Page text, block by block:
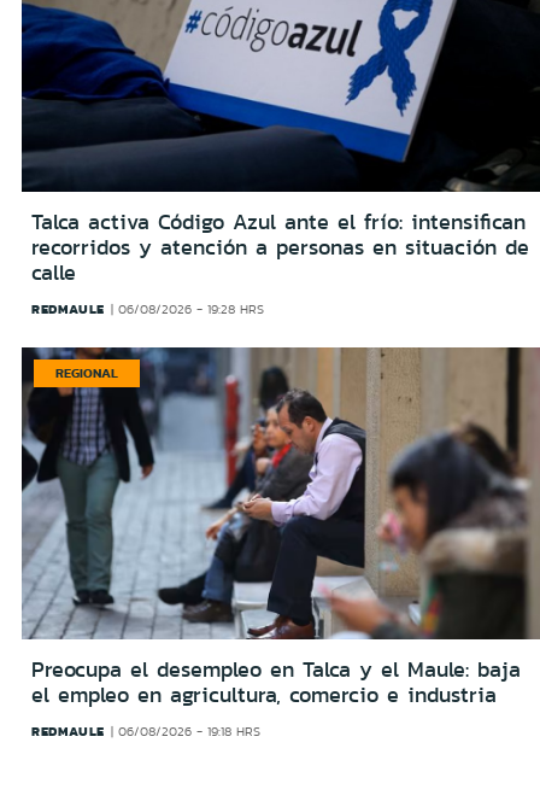
Talca activa Código Azul ante el frío: intensifican
recorridos y atención a personas en situación de
calle
REDMAULE 06/08/2026 - 19:28 HRS
REGIONAL
Preocupa el desempleo en Talca y el Maule: baja
el empleo en agricultura, comercio e industria
REDMAULE 06/08/2026 - 19:18 HRS